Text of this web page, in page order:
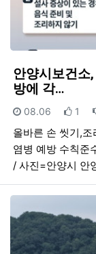
안양시보건소
방에 각…
등록일
08.06 추천
1
올바른 손 씻기,
염병 예방 수칙준
/ 사진=안양시 안